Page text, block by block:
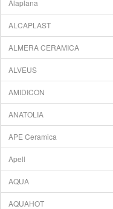
Alaplana
ALCAPLAST
ALMERA CERAMICA
ALVEUS
AMIDICON
ANATOLIA
APE Ceramica
Apell
AQUA
AQUAHOT